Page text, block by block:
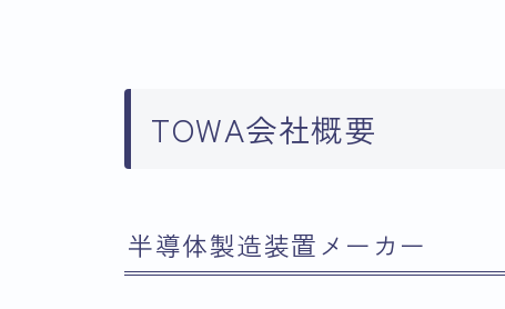
TOWA会社概要
半導体製造装置メーカー